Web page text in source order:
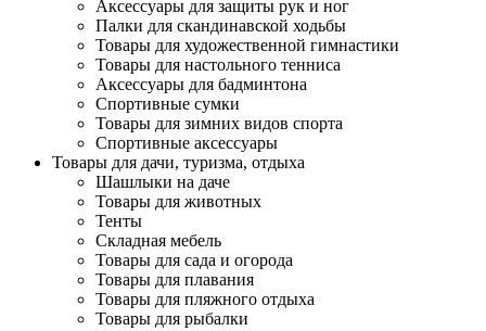
Аксессуары для защиты рук и ног
Палки для скандинавской ходьбы
Товары для художественной гимнастики
Товары для настольного тенниса
Аксессуары для бадминтона
Спортивные сумки
Товары для зимних видов спорта
Спортивные аксессуары
Товары для дачи, туризма, отдыха
Шашлыки на даче
Товары для животных
Тенты
Складная мебель
Товары для сада и огорода
Товары для плавания
Товары для пляжного отдыха
Товары для рыбалки